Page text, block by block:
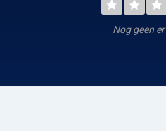
Nog geen